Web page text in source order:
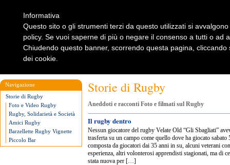
Navigazione
Storie di Rugby
Foto e Video Rugby
Rugby, Solidarietà e Società
Amici Rugby
Barzellette Rugby Vignette
Piccolo Bar
Storie di Rugby
Aneddoti e racconti Foto e filmati sul Rugby
Il rugby dentro
Nessun giocatore del rugby Velate Old “Gli Sbagliati”
trasferta su un campo come quello dove ha giocato sabato
composta da giocatori dai 35 anni in su, alcuni veterani
esperienza, altri volonterosi apprendisti stagionati, ma di
stata nuova per […]
Informativa
Questo sito o gli strumenti terzi da questo utilizzati si
policy. Se vuoi saperne di più o negare il consenso a tutti o ad
Chiudendo questo banner, scorrendo questa pagina,
dei cookie.